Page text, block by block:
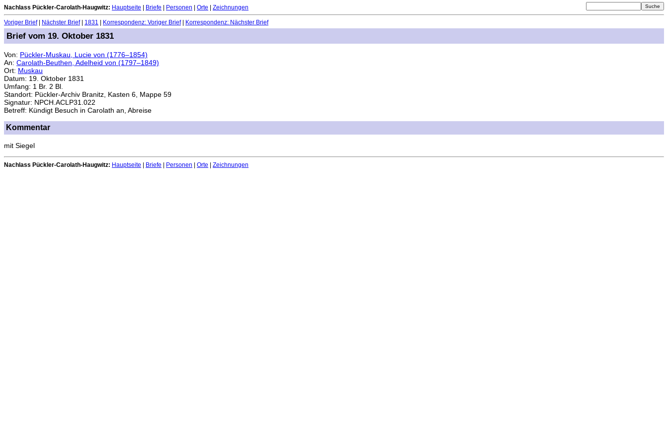
Nachlass Pückler-Carolath-Haugwitz: Hauptseite Briefe Personen Orte Zeichnungen
Voriger Brief| Nächster Brief| 1831 Korrespondenz: Voriger Brief| Korrespondenz: Nächster Brief
Brief vom 19. Oktober 1831
Von: Pückler-Muskau, Lucie von (1776–1854)
An: Carolath-Beuthen, Adelheid von (1797–1849)
Ort: Muskau
Datum: 19. Oktober 1831
Umfang: 1 Br. 2 Bl.
Standort: Pückler-Archiv Branitz, Kasten 6, Mappe 59
Signatur: NPCH.ACLP31.022
Betreff: Kündigt Besuch in Carolath an, Abreise
Kommentar
mit Siegel
Nachlass Pückler-Carolath-Haugwitz: Hauptseite | Briefe | Personen | Orte | Zeichnungen